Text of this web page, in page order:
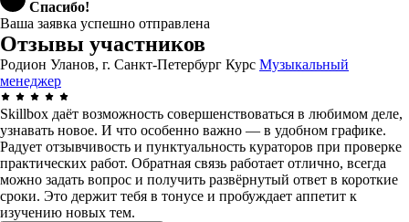
Спасибо!
Ваша заявка успешно отправлена
Отзывы участников
Родион Уланов, г. Санкт-Петербург Курс Музыкальный
менеджер
Skillbox даёт возможность совершенствоваться в любимом деле,
узнавать новое. И что особенно важно — в удобном графике.
Радует отзывчивость и пунктуальность кураторов при проверке
практических работ. Обратная связь работает отлично, всегда
можно задать вопрос и получить развёрнутый ответ в короткие
сроки. Это держит тебя в тонусе и пробуждает аппетит к
изучению новых тем.